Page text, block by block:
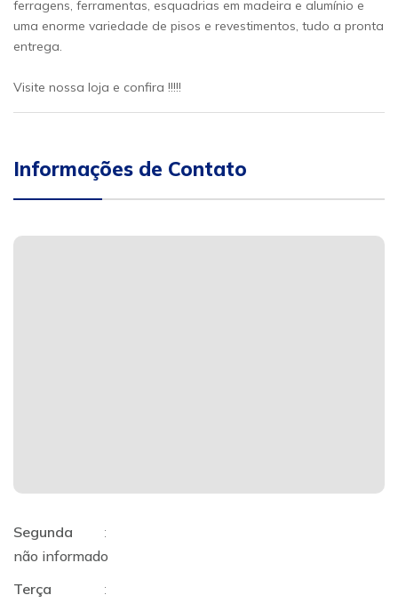
ferragens, ferramentas, esquadrias em madeira e alumínio e
uma enorme variedade de pisos e revestimentos, tudo a pronta
entrega.
Visite nossa loja e confira !!!!!
Informações de Contato
Segunda
:
não informado
Terça
: